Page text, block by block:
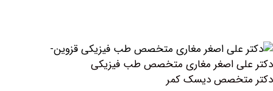
اصغر مغاری متخصص طب فیزیکی
دیسک کمر